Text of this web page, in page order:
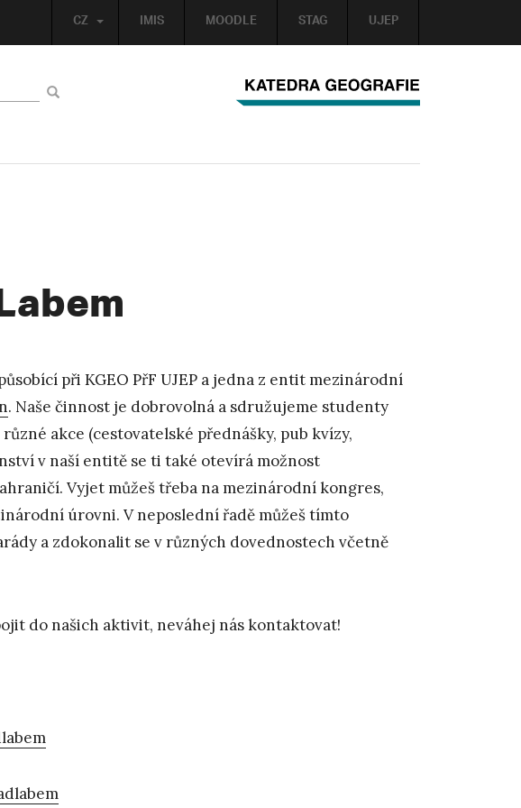
IMIS MOODLE STAG UJEP
CZ
při KGEO PřF UJEP a jedna z entit mezinárodní
. Naše činnost je dobrovolná a sdružujeme studenty
akce (cestovatelské přednášky, pub kvízy,
v naší entitě se ti také otevírá možnost
Vyjet můžeš třeba na mezinárodní kongres,
úrovni. V neposlední řadě můžeš tímto
a zdokonalit se v různých dovednostech včetně
do našich aktivit, neváhej nás kontaktovat!